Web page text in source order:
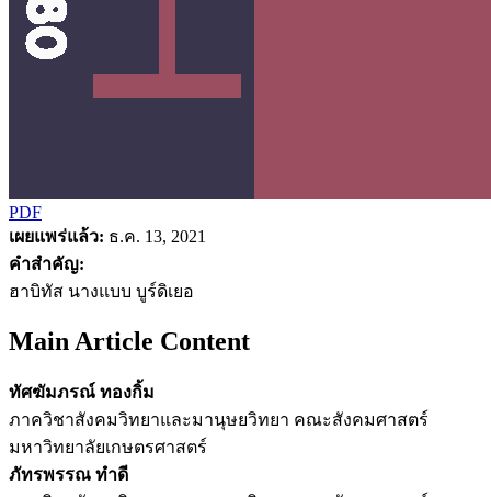
PDF
เผยแพร่แล้ว: ธ.ค. 13, 2021
คำสำคัญ:
ฮาบิทัส นางแบบ บูร์ดิเยอ
Main Article Content
ทัศฆัมภรณ์ ทองกิ้ม
ภาควิชาสังคมวิทยาและมานุษยวิทยา คณะสังคมศาสตร์
มหาวิทยาลัยเกษตรศาสตร์
ภัทรพรรณ ทำดี